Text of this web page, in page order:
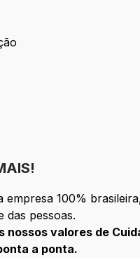
empresa 100%
das pessoas.
valores de
a ponta.